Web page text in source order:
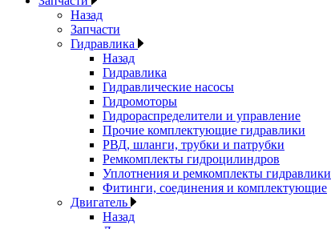
Назад
Запчасти
Гидравлика
Назад
Гидравлика
Гидравлические насосы
Гидромоторы
Гидрораспределители и управление
Прочие комплектующие гидравлики
РВД, шланги, трубки и патрубки
Ремкомплекты гидроцилиндров
Уплотнения и ремкомплекты гидравлики
Фитинги, соединения и комплектующие
Двигатель
Назад